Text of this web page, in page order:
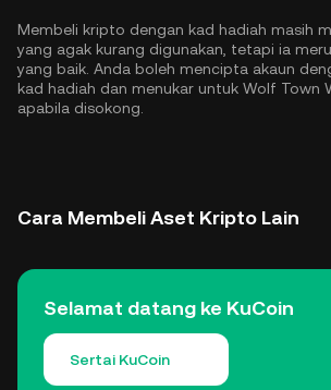
Membeli kripto dengan kad hadiah masih
yang agak kurang digunakan, tetapi ia
yang baik. Anda boleh mencipta akaun
kad hadiah dan menukar untuk Wolf Town
apabila disokong.
Cara Membeli Aset Kripto Lain
Selamat datang ke KuCoin
Sertai KuCoin